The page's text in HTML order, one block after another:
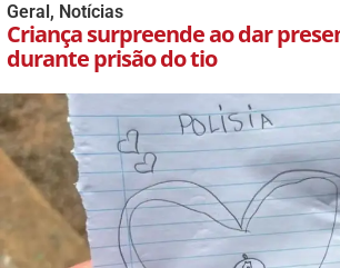
Geral , Notícias
Criança surpreende ao dar
durante prisão do tio